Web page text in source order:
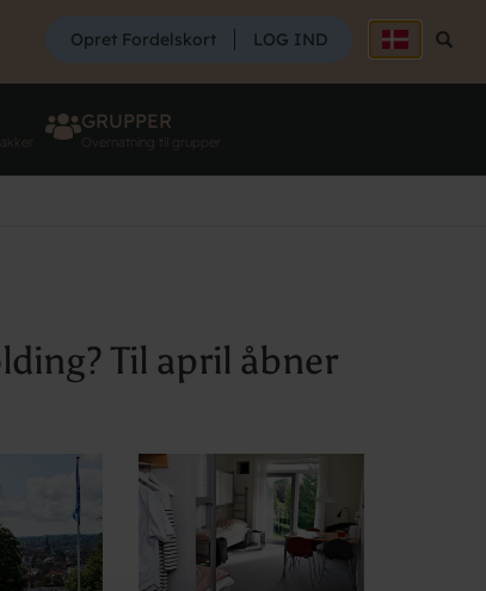
SØG
Søg
Opret Fordelskort LOG IND
GRUPPER
Overnatning til grupper
Til april åbner